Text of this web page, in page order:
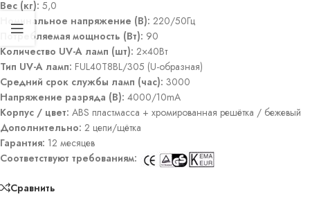
Вес (кг): 5,0
Номинальное напряжение (В): 220/50Гц
Потребляемая мощность (Вт): 90
Количество UV-A ламп (шт): 2×40Вт
Тип UV-A ламп: FUL40T8BL/305 (U-образная)
Средний срок службы ламп (час): 3000
Напряжение разряда (В): 4000/10mA
Корпус / цвет: ABS пластмасса + хромированная решётка / бежевый
Дополнительно: 2 цепи/щётка
Гарантия: 12 месяцев
Соответствуют требованиям:
Сравнить